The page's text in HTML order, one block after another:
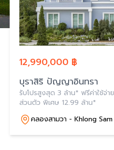
12,990,000 ฿
บุราสิริ ปัญญาอินทรา
รับโปรสูงสุด 3 ล้าน* ฟรีค่าใช้จ่า
ส่วนตัว พิเศษ 12.99 ล้าน*
คลองสามวา - Khlong